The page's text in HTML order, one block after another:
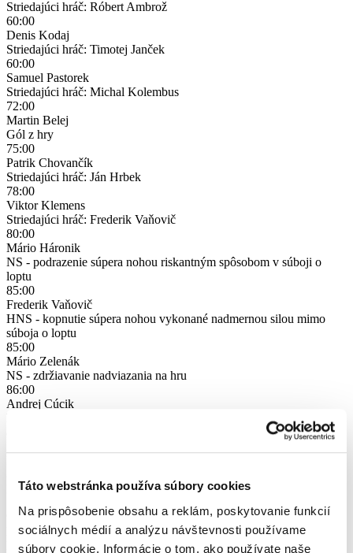
Táto webstránka používa súbory cookies
Na prispôsobenie obsahu a reklám, poskytovanie funkcií
sociálnych médií a analýzu návštevnosti používame
súbory cookie. Informácie o tom, ako používate naše
Striedajúci hráč: Róbert Ambrož
60:00
Denis Kodaj
Striedajúci hráč: Timotej Janček
60:00
Samuel Pastorek
Striedajúci hráč: Michal Kolembus
72:00
Martin Belej
Gól z hry
75:00
Patrik Chovančík
Striedajúci hráč: Ján Hrbek
78:00
Viktor Klemens
Striedajúci hráč: Frederik Vaňovič
80:00
Mário Háronik
NS - podrazenie súpera nohou riskantným spôsobom v súboji o
loptu
85:00
Frederik Vaňovič
HNS - kopnutie súpera nohou vykonané nadmernou silou mimo
súboja o loptu
85:00
Mário Zelenák
NS - zdržiavanie nadviazania na hru
86:00
Andrej Cúcik
Ľubomír Hároník
90:00
Filip Čapliar
NS - zdržiavanie nadviazania na hru odkopnutím lopty